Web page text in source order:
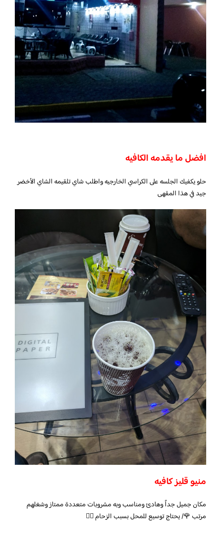
افضل ما يقدمه الكافيه
حلو يكفيك الجلسه على الكراسي الخارجيه واطلب شاي تلقيمه الشاي الأخضر
جيد في هذا المقهى
منيو قليز كافيه
مكان جميل جداً وهادئ ومناسب وبه مشروبات متعددة ممتاز وشغلهم
مرتب 🌹/ يحتاج توسيع للمحل بسبب الزحام 👍🏻